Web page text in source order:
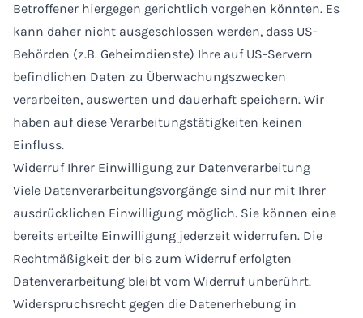
Betroffener hiergegen gerichtlich vorgehen könnten. Es
kann daher nicht ausgeschlossen werden, dass US-
Behörden (z.B. Geheimdienste) Ihre auf US-Servern
befindlichen Daten zu Überwachungszwecken
verarbeiten, auswerten und dauerhaft speichern. Wir
haben auf diese Verarbeitungstätigkeiten keinen
Einfluss.
Widerruf Ihrer Einwilligung zur Datenverarbeitung
Viele Datenverarbeitungsvorgänge sind nur mit Ihrer
ausdrücklichen Einwilligung möglich. Sie können eine
bereits erteilte Einwilligung jederzeit widerrufen. Die
Rechtmäßigkeit der bis zum Widerruf erfolgten
Datenverarbeitung bleibt vom Widerruf unberührt.
Widerspruchsrecht gegen die Datenerhebung in